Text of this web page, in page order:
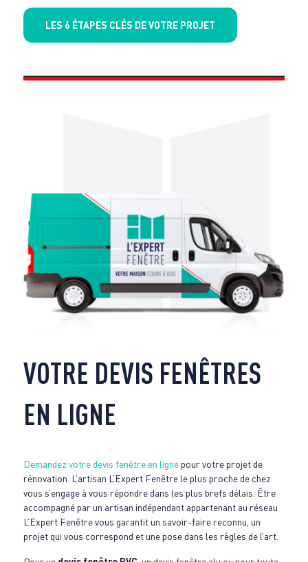
LES 6 ÉTAPES CLÉS DE VOTRE PROJET
VOTRE DEVIS FENÊTRES
EN LIGNE
Demandez votre devis fenêtre en lignepour votre projet de
rénovation. L’artisan L’Expert Fenêtre le plus proche de chez
vous s’engage à vous répondre dans les plus brefs délais. Être
accompagné par un artisan indépendant appartenant au réseau
L’Expert Fenêtre vous garantit un savoir-faire reconnu, un
projet qui vous correspond et une pose dans les règles de l’art.